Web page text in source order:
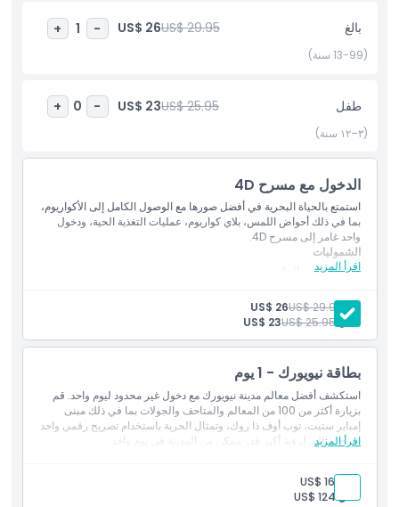
وجهة لا بد من زيارتها لمن يستكشفون معالم بروكلين أو يقضون يومًا في
كوني آيلاند. احجز تذاكر حوض أسماك نيويورك مع جي تي آر هوليديز
للحصول على أفضل الأسعار وتجنب الانتظار في الطابور. اغمر نفسك في
أبرز المعالم
المتضمنات
سياسة الأطفال والبالغين
الموقع
سياسة الإلغاء
بالغ US$ 29.95
US$ 26
-
1
+
(13-99 سنة)
طفل US$ 25.95
US$ 23
-
0
+
(٣–١٢ سنة)
الدخول مع مسرح 4D
استمتع بالحياة البحرية في أفضل صورها مع الوصول الكامل إلى الأكواريوم،
بما في ذلك أحواض اللمس، بلاي كواريوم، عمليات التغذية الحية، ودخول
واحد غامر إلى مسرح 4D.
اقرأ المزيد
الشموليات
دخول الحوض المائي
إطعام الحيوانات والتجارب التفاعلية (بما في ذلك أحواض اللمس وبلاي
أكواريوم)
عروض المسرح رباعي الأبعاد والمسرح المائي
بالغ: US$ 29.95
US$ 26
طفل: US$ 25.95
US$ 23
بطاقة نيويورك - 1 يوم
استكشف أفضل معالم مدينة نيويورك مع دخول غير محدود ليوم واحد. قم
بزيارة أكثر من 100 من المعالم والمتاحف والجولات بما في ذلك مبنى
إمباير ستيت، توب أوف ذا روك، وتمثال الحرية باستخدام تصريح رقمي واحد
مريح. مثالي لرؤية أكبر قدر ممكن من المدينة في يوم واحد.
اقرأ المزيد
بالغ:
US$ 164
طفل:US$ 124